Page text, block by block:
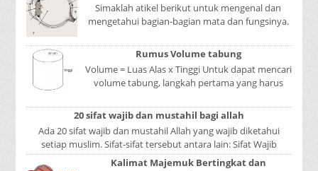
Simaklah atikel berikut untuk mengenal dan
mengetahui bagian-bagian mata dan fungsinya.
mer...
Rumus Volume tabung
Volume = Luas Alas x Tinggi Untuk dapat mencari
volume tabung, langkah pertama yang harus
tabun...
20 sifat wajib dan mustahil bagi allah
Ada 20 sifat wajib dan mustahil Allah yang wajib diketahui
setiap muslim. Sifat-sifat tersebut antara lain: Sifat Wajib
Tulisan A...
Kalimat Majemuk Bertingkat dan